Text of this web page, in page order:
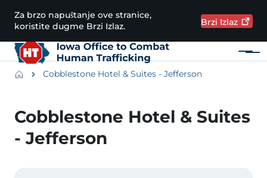
Preskoči na glavni sadržaj
Za brzo napuštanje ove stranice,
koristite dugme Brzi Izlaz.
Brzi Izlaz
Meni
Main navigation
BreadcrumbsCobblestone Hotel & Suites - Jefferson
Cobblestone Hotel & Suites
- Jefferson